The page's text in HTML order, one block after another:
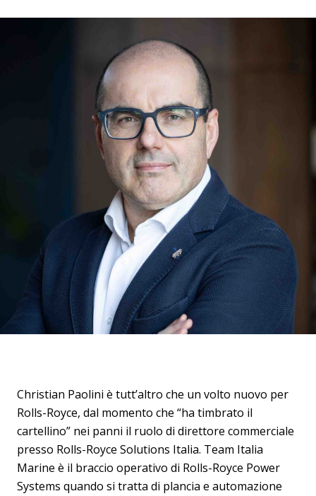
Christian Paolini è tutt’altro che un volto nuovo per
Rolls-Royce, dal momento che “ha timbrato il
cartellino” nei panni il ruolo di direttore commerciale
presso Rolls-Royce Solutions Italia. Team Italia
Marine è il braccio operativo di Rolls-Royce Power
Systems quando si tratta di plancia e automazione